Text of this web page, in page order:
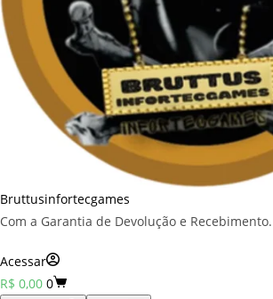
Bruttusinfortecgames
Com a Garantia de Devolução e Recebimento.
Acessar
Carrinho
R$ 0,00 0